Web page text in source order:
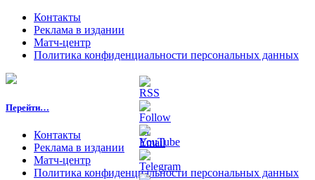
Контакты
Реклама в издании
Матч-центр
Политика конфиденциальности персональных данных
Перейти…
Контакты
Реклама в издании
Матч-центр
Политика конфиденциальности персональных данных